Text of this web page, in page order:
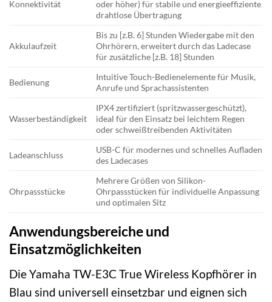
Konnektivität
oder höher) für stabile und energieeffiziente
drahtlose Übertragung
Akkulaufzeit
Bis zu [z.B. 6] Stunden Wiedergabe mit den
Ohrhörern, erweitert durch das Ladecase
für zusätzliche [z.B. 18] Stunden
Bedienung
Intuitive Touch-Bedienelemente für Musik,
Anrufe und Sprachassistenten
Wasserbeständigkeit
IPX4 zertifiziert (spritzwassergeschützt),
ideal für den Einsatz bei leichtem Regen
oder schweißtreibenden Aktivitäten
Ladeanschluss
USB-C für modernes und schnelles Aufladen
des Ladecases
Ohrpassstücke
Mehrere Größen von Silikon-
Ohrpassstücken für individuelle Anpassung
und optimalen Sitz
Anwendungsbereiche und
Einsatzmöglichkeiten
Die Yamaha TW-E3C True Wireless Kopfhörer in
Blau sind universell einsetzbar und eignen sich